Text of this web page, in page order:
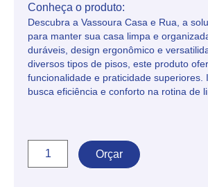
Conheça o produto:
Descubra a Vassoura Casa e Rua, a
para manter sua casa limpa e
duráveis, design ergonômico e
diversos tipos de pisos, este produto
funcionalidade e praticidade superiores.
busca eficiência e conforto na rotina de
Orçar